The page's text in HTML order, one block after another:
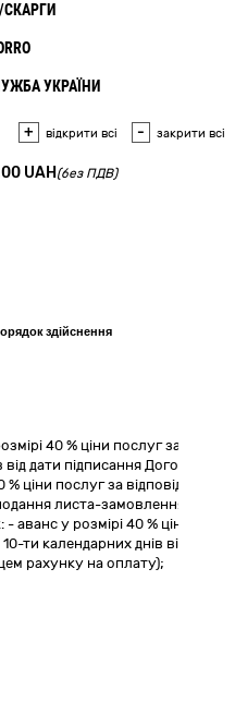
УКРАЇНИ
+ відкрити всі - закрити всі
UAH (без ПДВ)
здійснення
40 % ціни послуг за
від дати підписання Договору
% ціни послуг за відповідний
листа-замовлення та
аванс у розмірі 40 % ціни
ти календарних днів від
рахунку на оплату);